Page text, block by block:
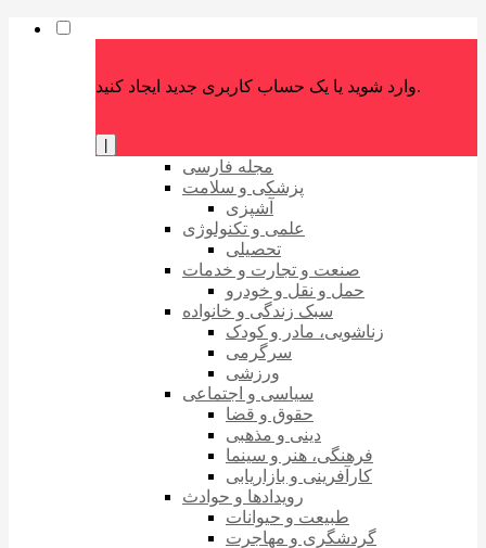
وارد شوید یا یک حساب کاربری جدید ایجاد کنید.
مجله فارسی
پزشکی و سلامت
آشپزی
علمی و تکنولوژی
تحصیلی
صنعت و تجارت و خدمات
حمل و نقل و خودرو
سبک زندگی و خانواده
زناشویی، مادر و کودک
سرگرمی
ورزشی
سیاسی و اجتماعی
حقوق و قضا
دینی و مذهبی
فرهنگی، هنر و سینما
کارآفرینی و بازاریابی
رویدادها و حوادث
طبیعت و حیوانات
گردشگری و مهاجرت